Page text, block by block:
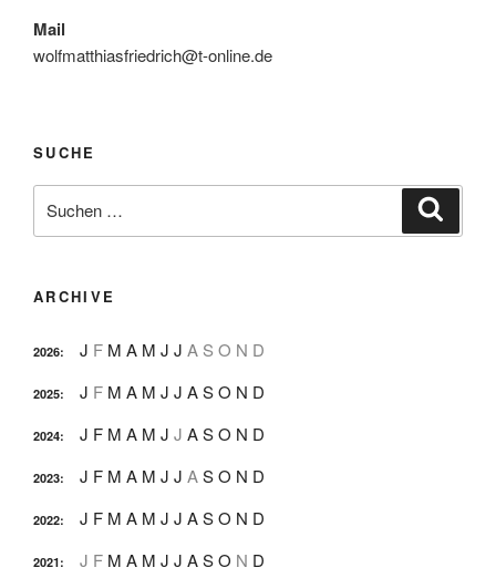
Mail
wolfmatthiasfriedrich@t-online.de
SUCHE
nach:
ARCHIVE
2026: J F M A M J J A S O N D
2025: J F M A M J J ASO N D
2024: J F M A M J J ASO N D
2023: J F M A M J J ASO N D
2022: J F M A M J J ASO N D
2021: J F M A M J J ASO N D